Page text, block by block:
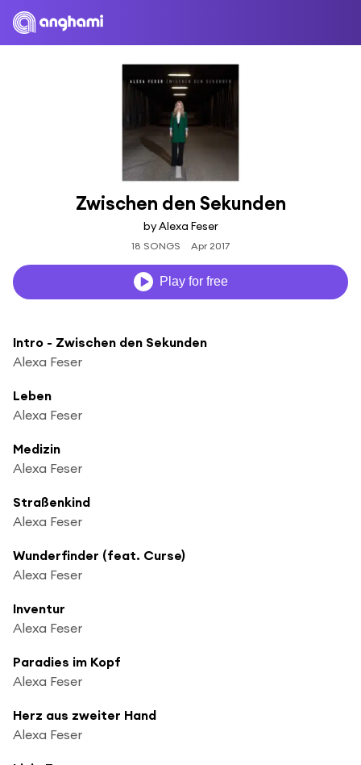
Zwischen den Sekunden
by Alexa Feser
18 SONGS Apr 2017
Play for free
Intro - Zwischen den Sekunden
Alexa Feser
Leben
Alexa Feser
Medizin
Alexa Feser
Straßenkind
Alexa Feser
Wunderfinder (feat. Curse)
Alexa Feser
Inventur
Alexa Feser
Paradies im Kopf
Alexa Feser
Herz aus zweiter Hand
Alexa Feser